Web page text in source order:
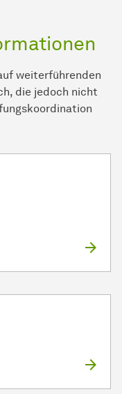
weiterführenden
die jedoch nicht